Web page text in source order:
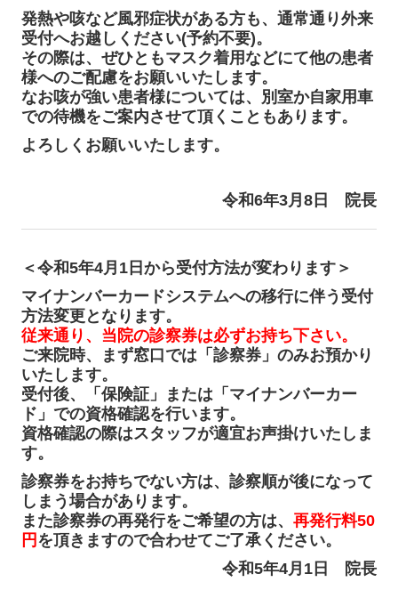
発熱や咳など風邪症状がある方も、通常通り外来
受付へお越しください(予約不要)。
その際は、ぜひともマスク着用などにて他の患者
様へのご配慮をお願いいたします。
なお咳が強い患者様については、別室か自家用車
での待機をご案内させて頂くこともあ ります。
よろしくお願いいたします。
令和6年3月8日 院長
＜令和5年4月1日から受付方法が変わります＞
マイナンバーカードシステムへの移行に伴う受付
方法変更となります。
従来通り、当院の診察券は必ずお持ち下さい。
ご来院時、まず窓口では「診察券」のみお預かり
いたします。
受付後、「保険証」または「マイナンバーカー
ド」での資格確認を行います。
資格確認の際はスタッフが適宜お声掛けいたしま
す。
診察券をお持ちでない方は、診察順が後になって
しまう場合があります。
また診察券の再発行をご希望の方は、再発行料50
円 を頂きますので合わせてご了承ください。
令和5年4月1日 院長